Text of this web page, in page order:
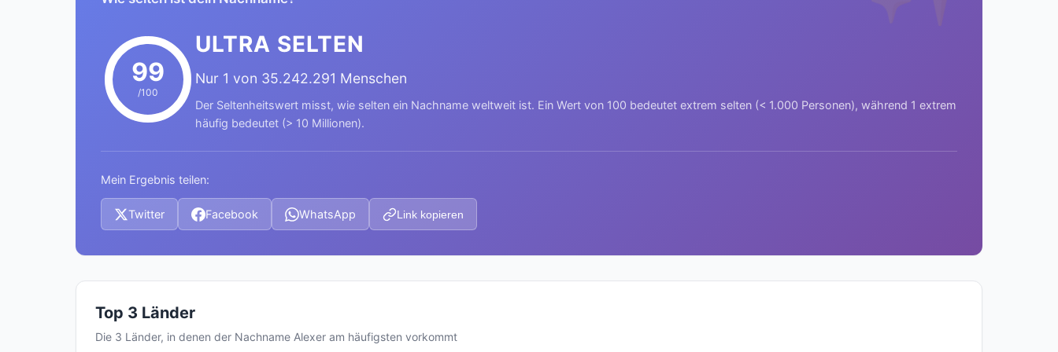
99
/100
ULTRA SELTEN
Nur 1 von 35.242.291 Menschen
Der Seltenheitswert misst, wie selten ein Nachname weltweit ist. Ein Wert von 100 bedeutet extrem selten (< 1.000 Personen), während 1 extrem
häufig bedeutet (> 10 Millionen).
Mein Ergebnis teilen:
Twitter Facebook WhatsApp Link kopieren
Top 3 Länder
Die 3 Länder, in denen der Nachname Alexer am häufigsten vorkommt